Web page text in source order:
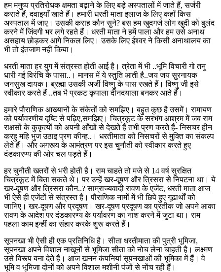
हम मनुष्य प्रतिरोधक क्षमता बढ़ाने के लिए बड़े अस्पतालों में जाते हैं, सर्जरी
कराते हैं, दवाइयाँ खाते हैं। हमारी धरती माता इलाज के लिए कहाँ किस
अस्पताल में जाए। उसकी कराह कौन सुने? बस हम खुदगर्ज लोग खुदी को बुलंद
करने में जिंदगी भर लगे रहते हैं। धरती माता ने हमें पाला और हम उसे अनाथ
असहाय छोड़कर आगे निकल लिए। उसके लिए ईश्वर ने किसी अनाथालय का
भी तो इंतजाम नहीं किया।
धरती माता हर युग में संत्रस्त होती आई है। त्रेता में भी ..भूमि विचारी गो तनु
धारी गई विरंचि के पासा..। मानस में ये स्तुति आती है..जय जय सुरनायक
जनसुख दायक। ब्रह्मा उसकी अर्जी विष्णु के पास रखते हैं। विष्णु जी इसे
स्वीकार करते हैं ..तब भै प्रकट कृपाला दीनदयाला बनकर आते हैं।
हमारे पौराणिक आख्यानों के संकेतों को समझिए। बहुत कुछ है उसमें। रामायण
को पर्यावरणीय दृष्टि से पढ़िए,समझिए। चित्रकूट के सरभंग आश्रम में जब राम
राक्षसों के कुकृत्यों को अपनी आँखों से देखते हैं तभी प्रण करते हैं- निसचर हीन
करहु महि भुज उठाइ प्रण कीन्ह..। धरतीमाता को निसचरों से मुक्ति का संकल्प
लेते हैं। और अगस्त्य के आमंत्रण पर इस चुनौती को स्वीकार करते हुए
दंडकारण्य की ओर चल पड़ते हैं।
हर चुनौती खतरों से भरी होती है। राम चाहते तो मजे से 14 वर्ष सुरक्षित
चित्रकूट में बिता सकते थे। पर उन्हें खर-दूषण और त्रिसरा से निपटना था। ये
खर-दूषण और त्रिसरा कौन..? साम्राज्यवादी रावण के एजेंट, धरती माता आज
भी ऐसे ही एजेंटों से संत्रस्त है। पौराणिक नामों में भी छिपे हुए गूढार्थों को
जानिए। खर-दूषण और प्रदूषण। खर-दूषण प्रदूषण का प्रतीक जो अपने आका
रावण के आदेश पर दंडकारण्य के पर्यावरण का नाश करने में जुटा था। राम
पहला काम इन्हीं का संहार करके शुरू करते हैं।
सूपनखा भी ऐसी ही एक प्रतिनिधि है। सीता धरतीमाता की पुत्री भूमिजा,
सूपनखा अपने विशाल नाखूनों से भूमिजा सीता को नोच लेना चाहती है। लक्ष्मण
उसे विरूप बना देते हैं। आज खनन कंपनियां सूपनखाओं की भूमिका में हैं। वे
भूमि व भूमिजा दोनों को अपने विशाल मशीनी पंजों से नोंच रही हैं।